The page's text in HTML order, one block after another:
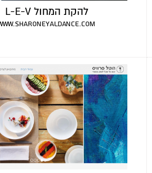
להקת המחול L-E-V